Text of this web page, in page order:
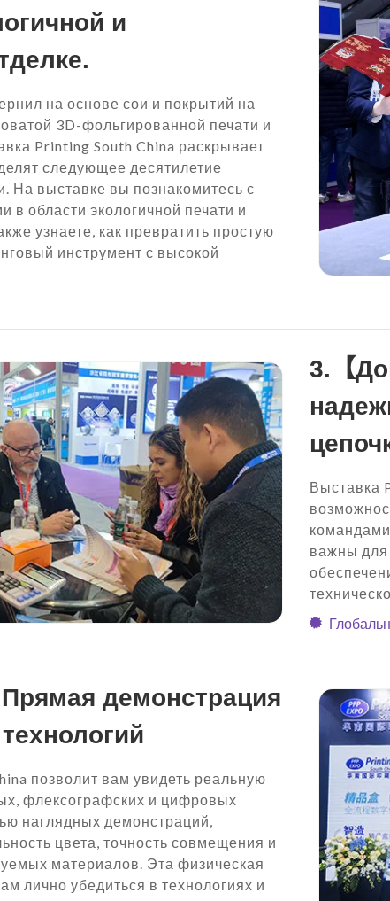
и
на основе сои и покрытий на
3D-фольгированной печати и
Printing South China раскрывает
следующее десятилетие
На выставке вы познакомитесь с
в области экологичной печати и
узнаете, как превратить простую
инструмент с высокой
3.【
Выставка
важны для
демонстрация
позволит вам увидеть реальную
флексографских и цифровых
наглядных демонстраций,
цвета, точность совмещения и
материалов. Эта физическая
лично убедиться в технологиях и